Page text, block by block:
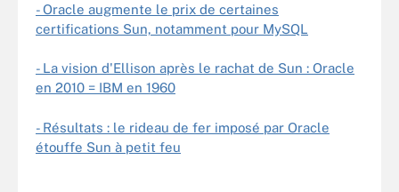
- Oracle augmente le prix de certaines
certifications Sun, notamment pour MySQL
- La vision d'Ellison après le rachat de Sun : Oracle
en 2010 = IBM en 1960
- Résultats : le rideau de fer imposé par Oracle
étouffe Sun à petit feu